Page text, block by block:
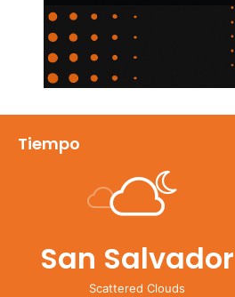
Tiempo
San Salvador
Scattered Clouds